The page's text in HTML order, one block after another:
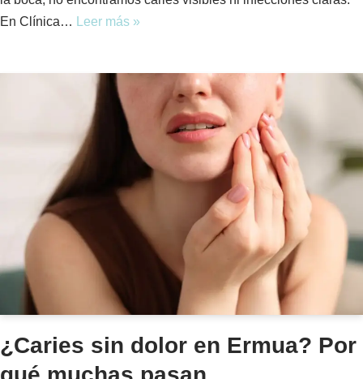
En Clínica…
Leer más »
¿Caries sin dolor en Ermua? Por